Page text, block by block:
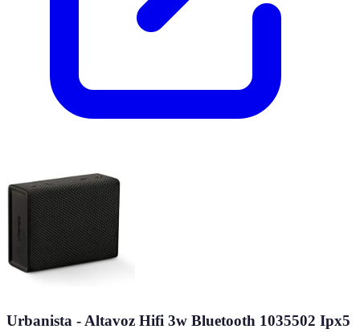
Urbanista - Altavoz Hifi 3w Bluetooth 1035502 Ipx5